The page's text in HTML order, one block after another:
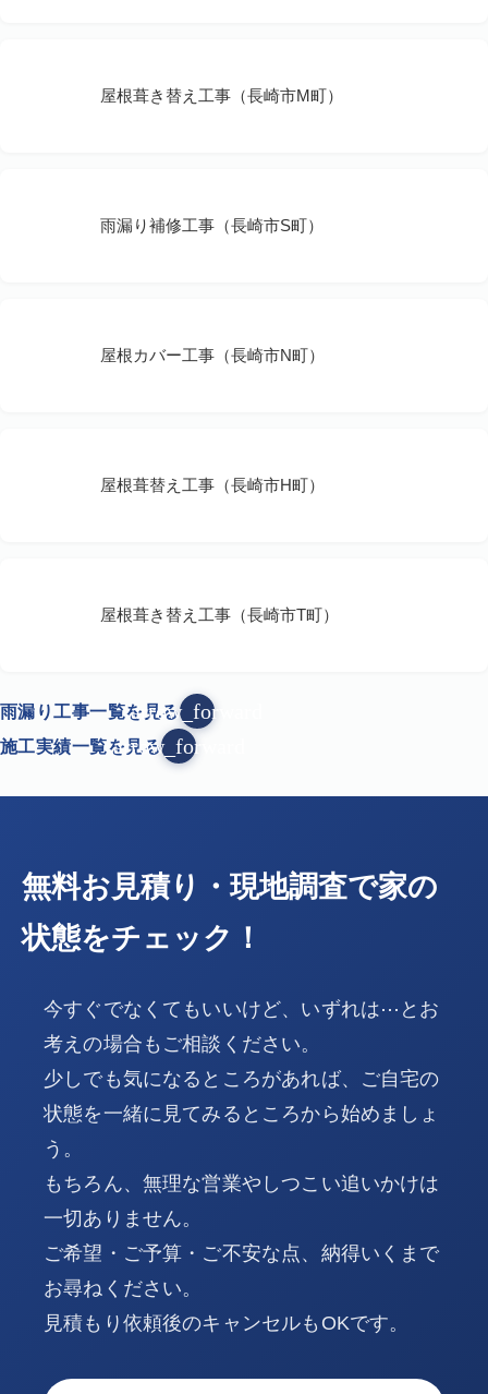
屋根葺き替え工事（長崎市M町）
雨漏り補修工事（長崎市S町）
屋根カバー工事（長崎市N町）
屋根葺替え工事（長崎市H町）
屋根葺き替え工事（長崎市T町）
arrow_forward
雨漏り工事一覧を見る
arrow_forward
施工実績一覧を見る
無料お見積り・現地調査で家の
状態をチェック！
今すぐでなくてもいいけど、いずれは⋯とお
考えの場合もご相談ください。
少しでも気になるところがあれば、ご自宅の
状態を一緒に見てみるところから始めましょ
う。
もちろん、無理な営業やしつこい追いかけは
一切ありません。
ご希望・ご予算・ご不安な点、納得いくまで
お尋ねください。
見積もり依頼後のキャンセルもOKです。